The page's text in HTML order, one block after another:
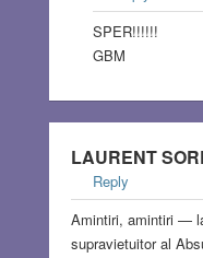
SPER!!!!!!
GBM
LAURENT
Reply
Amintiri, amintiri —
supravietuitor al